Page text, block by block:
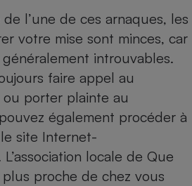
l’une de ces arnaques, les
votre mise sont minces, car
introuvables.
faire appel au
ou porter plainte au
également procéder à
site Internet-
L’association locale de Que
plus proche de chez vous